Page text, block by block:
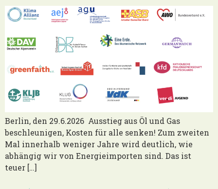
Berlin, den 29.6.2026 Ausstieg aus Öl und Gas
beschleunigen, Kosten für alle senken! Zum zweiten
Mal innerhalb weniger Jahre wird deutlich, wie
abhängig wir von Energieimporten sind. Das ist
teuer […]